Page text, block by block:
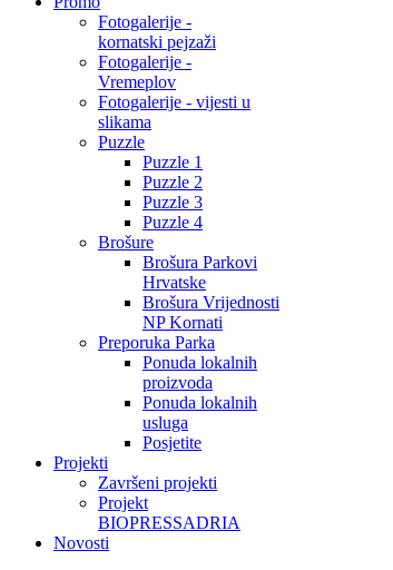
Fotogalerije -
kornatski pejzaži
Fotogalerije -
Vremeplov
Fotogalerije - vijesti u
slikama
Puzzle
Puzzle 1
Puzzle 2
Puzzle 3
Puzzle 4
Brošure
Brošura Parkovi
Hrvatske
Brošura Vrijednosti
NP Kornati
Preporuka Parka
Ponuda lokalnih
proizvoda
Ponuda lokalnih
usluga
Posjetite
Projekti
Završeni projekti
Projekt
BIOPRESSADRIA
Novosti